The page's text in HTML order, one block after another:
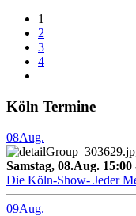
1
2
3
4
Köln Termine
08Aug.
Samstag, 08.Aug.
Die Köln-Show- Jeder
09Aug.